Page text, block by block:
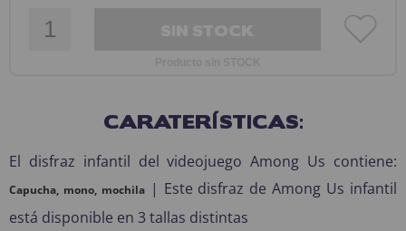
CARATERÍSTICAS:
El disfraz infantil del videojuego Among Us contiene:
Capucha, mono, mochila| Este disfraz de Among Us infantil
está disponible en 3 tallas distintas